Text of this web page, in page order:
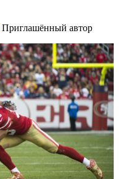
Приглашённый автор